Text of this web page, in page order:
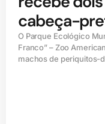
cabeça-
O Parque Ecológico
Franco” – Zoo
machos de periquitos-